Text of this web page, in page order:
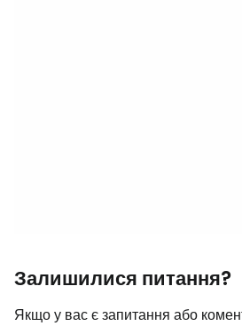
Залишилися питання?
Якщо у вас є запитання або